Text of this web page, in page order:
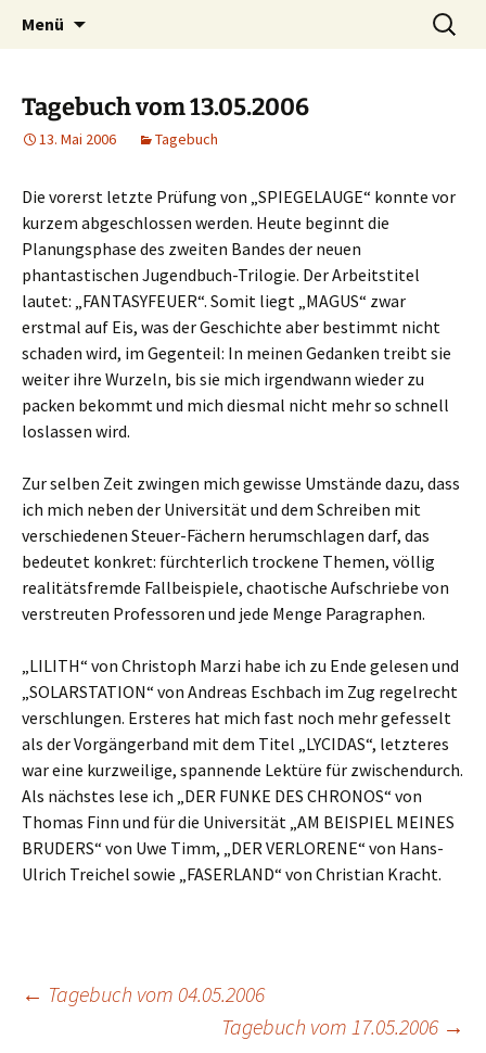
Timo Bader
Willkommen im Reich der Geschichten
Menü
Tagebuch vom 13.05.2006
13. Mai 2006 Tagebuch
Die vorerst letzte Prüfung von „SPIEGELAUGE“ konnte vor
kurzem abgeschlossen werden. Heute beginnt die
Planungsphase des zweiten Bandes der neuen
phantastischen Jugendbuch-Trilogie. Der Arbeitstitel
lautet: „FANTASYFEUER“. Somit liegt „MAGUS“ zwar
erstmal auf Eis, was der Geschichte aber bestimmt nicht
schaden wird, im Gegenteil: In meinen Gedanken treibt sie
weiter ihre Wurzeln, bis sie mich irgendwann wieder zu
packen bekommt und mich diesmal nicht mehr so schnell
loslassen wird.
Zur selben Zeit zwingen mich gewisse Umstände dazu, dass
ich mich neben der Universität und dem Schreiben mit
verschiedenen Steuer-Fächern herumschlagen darf, das
bedeutet konkret: fürchterlich trockene Themen, völlig
realitätsfremde Fallbeispiele, chaotische Aufschriebe von
verstreuten Professoren und jede Menge Paragraphen.
„LILITH“ von Christoph Marzi habe ich zu Ende gelesen und
„SOLARSTATION“ von Andreas Eschbach im Zug regelrecht
verschlungen. Ersteres hat mich fast noch mehr gefesselt
als der Vorgängerband mit dem Titel „LYCIDAS“, letzteres
war eine kurzweilige, spannende Lektüre für zwischendurch.
Als nächstes lese ich „DER FUNKE DES CHRONOS“ von
Thomas Finn und für die Universität „AM BEISPIEL MEINES
BRUDERS“ von Uwe Timm, „DER VERLORENE“ von Hans-
Ulrich Treichel sowie „FASERLAND“ von Christian Kracht.
← Tagebuch vom 04.05.2006
Tagebuch vom 17.05.2006 →